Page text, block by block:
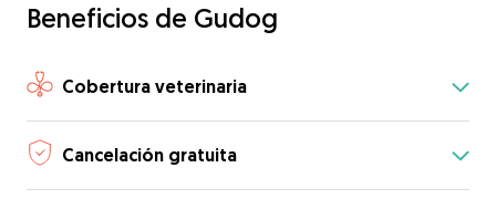
Beneficios de Gudog
Cobertura veterinaria
Cancelación gratuita